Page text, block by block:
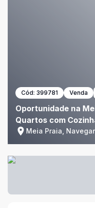
Cód: 399781 Venda
Oportunidade na
Quartos com
Meia Praia,